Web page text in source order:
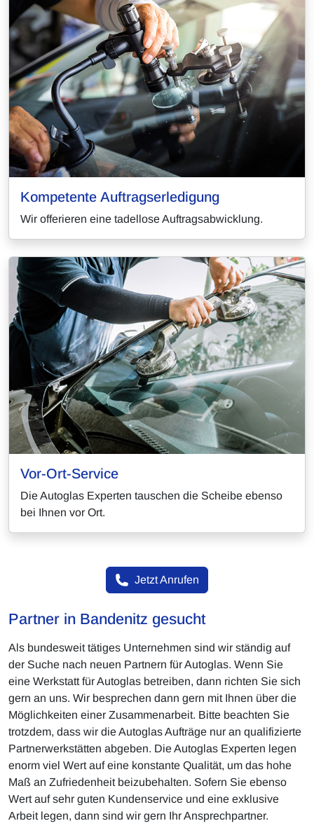
Kompetente Auftragserledigung
Wir offerieren eine tadellose Auftragsabwicklung.
Vor-Ort-Service
Die Autoglas Experten tauschen die Scheibe ebenso
bei Ihnen vor Ort.
Jetzt Anrufen
Partner in Bandenitz gesucht
Als bundesweit tätiges Unternehmen sind wir ständig auf
der Suche nach neuen Partnern für Autoglas. Wenn Sie
eine Werkstatt für Autoglas betreiben, dann richten Sie sich
gern an uns. Wir besprechen dann gern mit Ihnen über die
Möglichkeiten einer Zusammenarbeit. Bitte beachten Sie
trotzdem, dass wir die Autoglas Aufträge nur an qualifizierte
Partnerwerkstätten abgeben. Die Autoglas Experten legen
enorm viel Wert auf eine konstante Qualität, um das hohe
Maß an Zufriedenheit beizubehalten. Sofern Sie ebenso
Wert auf sehr guten Kundenservice und eine exklusive
Arbeit legen, dann sind wir gern Ihr Ansprechpartner.